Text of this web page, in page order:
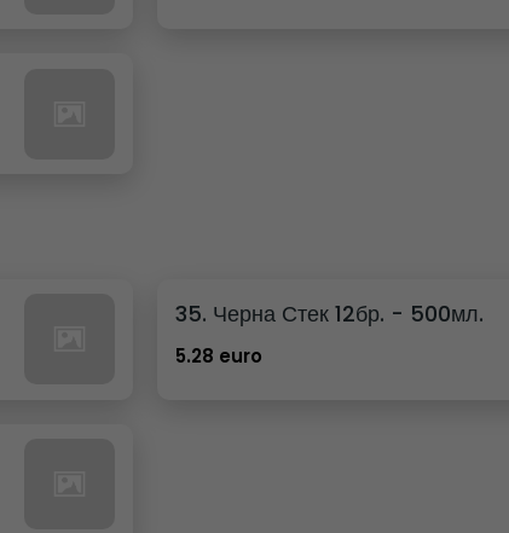
35. Черна Стек 12бр. - 500мл.
5.28 euro